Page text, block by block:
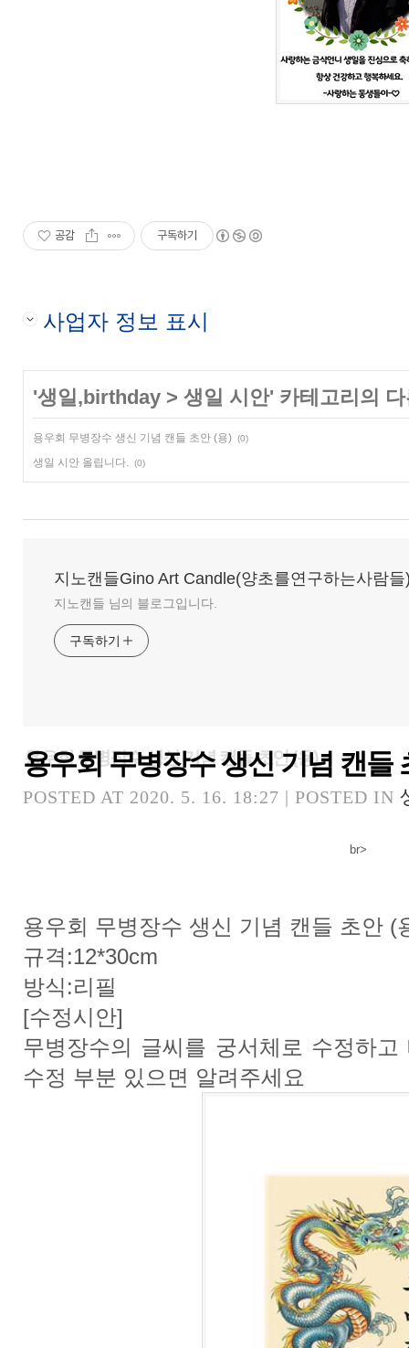
공감 구독하기
사업자 정보 표시
'생일,birthday > 생일 시안' 카테고리의
용우회 무병장수 생신 기념 캔들 초안 (용) (0)
생일 시안 올립니다. (0)
지노캔들Gino Art Candle(양초를연구하는사람들
지노캔들 님의 블로그입니다.
구독하기
용우회 무병장수 생신 기념 캔들 초안 (용)
용우회 무병장수 생신 기념 캔들
POSTED AT 2020. 5. 16. 18:27 | POSTED IN
br>
용우회 무병장수 생신 기념 캔들 초안 (
규격:12*30cm
방식:리필
[수정시안]
무병장수의 글씨를 궁서체로 수정하
수정 부분 있으면 알려주세요